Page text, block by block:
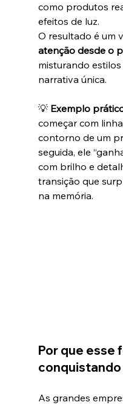
como produtos
efeitos de luz.
O resultado é um
atenção desde o
misturando estilos
narrativa única.
💡 Exemplo
começar com
contorno de um
seguida, ele
com brilho e
transição que
na memória.
Por que esse
conquistando
As grandes